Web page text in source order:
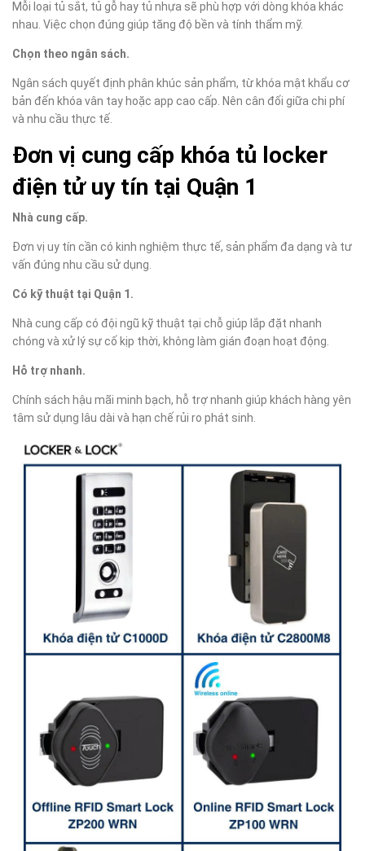
Mỗi loại tủ sắt, tủ gỗ hay tủ nhựa sẽ phù hợp với dòng khóa khác
nhau. Việc chọn đúng giúp tăng độ bền và tính thẩm mỹ.
Chọn theo ngân sách.
Ngân sách quyết định phân khúc sản phẩm, từ khóa mật khẩu cơ
bản đến khóa vân tay hoặc app cao cấp. Nên cân đối giữa chi phí
và nhu cầu thực tế.
Đơn vị cung cấp khóa tủ locker
điện tử uy tín tại Quận 1
Nhà cung cấp.
Đơn vị uy tín cần có kinh nghiệm thực tế, sản phẩm đa dạng và tư
vấn đúng nhu cầu sử dụng.
Có kỹ thuật tại Quận 1.
Nhà cung cấp có đội ngũ kỹ thuật tại chỗ giúp lắp đặt nhanh
chóng và xử lý sự cố kịp thời, không làm gián đoạn hoạt động.
Hỗ trợ nhanh.
Chính sách hậu mãi minh bạch, hỗ trợ nhanh giúp khách hàng yên
tâm sử dụng lâu dài và hạn chế rủi ro phát sinh.